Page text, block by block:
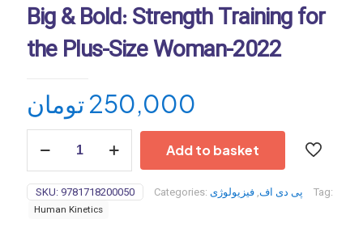
Big & Bold: Strength Training for
the Plus-Size Woman-2022
250,000تومان
Strength
Training
for
Add to basket
SKU: 9781718200050 Categories: پی دی اف, فیزیولوژی Tag:
Human Kinetics